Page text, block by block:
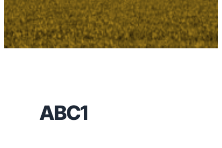
ABC1